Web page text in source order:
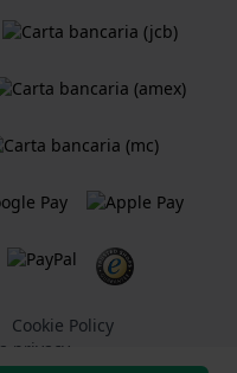
Cookie Policy
privacy